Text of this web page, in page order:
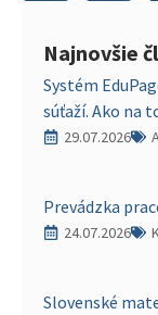
Najnovšie
Systém
súťaží. Ako na
29.07.2026
Prevádzka
24.07.2026
Slovenské